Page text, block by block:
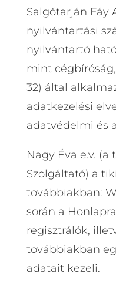
Salgótarján Fáy
nyilvántartási
nyilvántartó
mint cégbíróság,
32) által
adatkezelési
adatvédelmi és
Nagy Éva e.v.
Szolgáltató) a
továbbiakban:
során a
regisztrálók,
továbbiakban
adatait kezeli.